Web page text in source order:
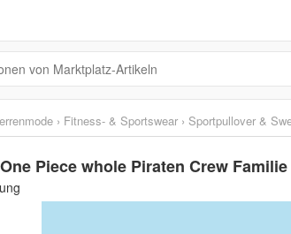
› Fitness- & Sportswear › Sportpullover &
Piece whole Piraten Crew